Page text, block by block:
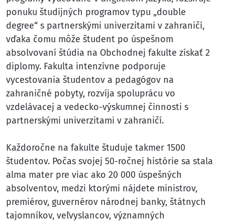
ponuku študijných programov typu „double
degree“ s partnerskými univerzitami v zahraničí,
vďaka čomu môže študent po úspešnom
absolvovaní štúdia na Obchodnej fakulte získať 2
diplomy. Fakulta intenzívne podporuje
vycestovania študentov a pedagógov na
zahraničné pobyty, rozvíja spoluprácu vo
vzdelávacej a vedecko-výskumnej činnosti s
partnerskými univerzitami v zahraničí.
Každoročne na fakulte študuje takmer 1500
študentov. Počas svojej 50-ročnej histórie sa stala
alma mater pre viac ako 20 000 úspešných
absolventov, medzi ktorými nájdete ministrov,
premiérov, guvernérov národnej banky, štátnych
tajomníkov, veľvyslancov, významných